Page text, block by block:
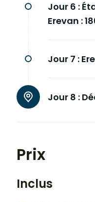
Jour 6 :
Erevan :
Jour 7 :
Jour 8 :
Prix
Inclus